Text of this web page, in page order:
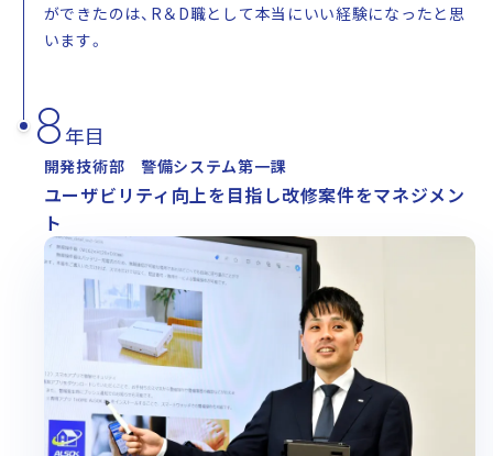
ができたのは、R＆D職として本当にいい経験になったと思
います。
8年目
開発技術部 警備システム第一課
ユーザビリティ向上を目指し改修案件をマネジメン
ト